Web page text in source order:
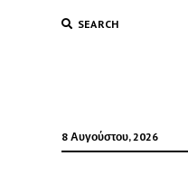
SEARCH
8 Αυγούστου, 2026